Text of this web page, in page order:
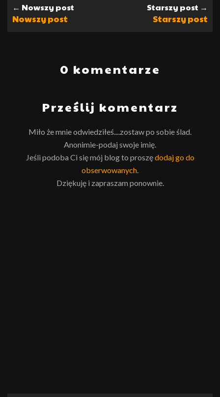
← Nowszy post
Nowszy post
Starszy post →
Starszy post
0 komentarze
Prześlij komentarz
Miło że mnie odwiedziłeś....zostaw po sobie ślad.
Anonimie-podaj swoje imię.
Jeśli podoba Ci się mój blog to proszędodaj go do
obserwowanych.
Dziękuję i zapraszam ponownie.